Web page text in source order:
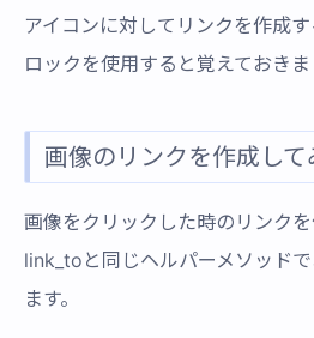
アイコンに対してリンクを作成
ロックを使用すると覚えておきま
画像のリンクを作成して
画像をクリックした時のリンクを
link_toと同じヘルパーメソッドで
ます。